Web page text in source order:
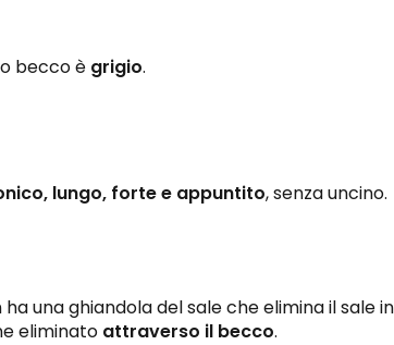
becco è grigio.
lungo, forte e appuntito, senza uncino.
ha una ghiandola del sale che elimina il sale
eliminato attraverso il becco.